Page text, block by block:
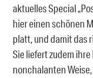
aktuelles Special
hier einen schönen
platt, und damit das
Sie liefert zudem
nonchalanten